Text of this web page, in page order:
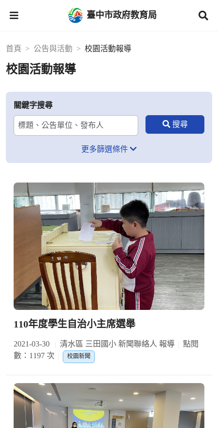
臺中市政府教育局
首頁 公告與活動 校園活動報導
校園活動報導
關鍵字搜尋
更多篩選條件
110年度學生自治小主席選舉
2021-03-30 清水區 三田國小 新聞聯絡人 報導
點閱
數：1197 次
校園新聞